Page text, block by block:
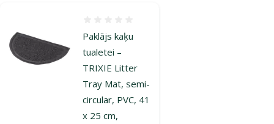
Paklājs kaķu
tualetei –
TRIXIE Litter
Tray Mat, semi-
circular, PVC, 41
x 25 cm,